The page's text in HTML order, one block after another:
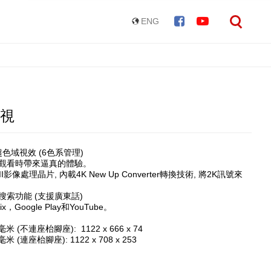
ENG
域視效 (6色系管理)
看時帶來逼真的體驗。
影像處理晶片, 內載4K New Up Converter轉換技術, 將2K訊號來
索功能 (支援廣東話)
，Google Play和YouTube。
米 (不連座枱腳座): 1122 x 666 x 74
米 (連座枱腳座): 1122 x 708 x 253